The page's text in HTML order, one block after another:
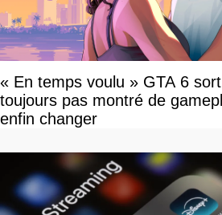
« En temps voulu » GTA 6
toujours pas montré de
enfin changer